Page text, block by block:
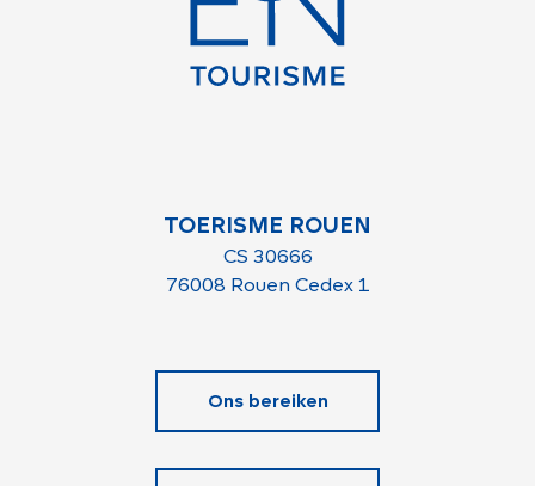
TOERISME ROUEN
CS 30666
76008 Rouen Cedex 1
Ons bereiken